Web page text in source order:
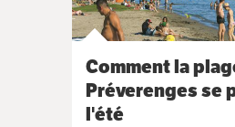
Comment la
Préverenges se
l'été